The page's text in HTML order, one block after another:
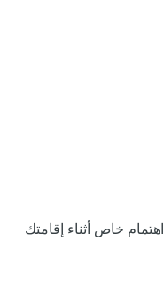
اهتمام خاص أثناء إقامتك